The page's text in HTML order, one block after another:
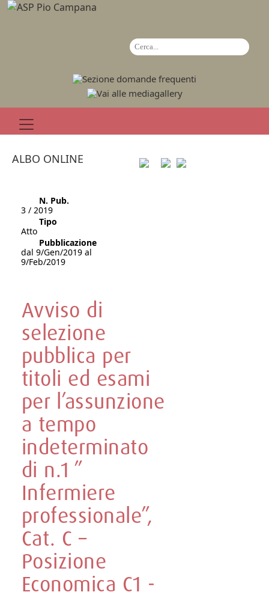
ALBO ONLINE
N. Pub.
3 / 2019
Tipo
Atto
Pubblicazione
dal 9/Gen/2019 al
9/Feb/2019
Avviso di
selezione
pubblica per
titoli ed esami
per l’assunzione
a tempo
indeterminato
di n.1 ”
Infermiere
professionale”,
Cat. C –
Posizione
Economica C1 -